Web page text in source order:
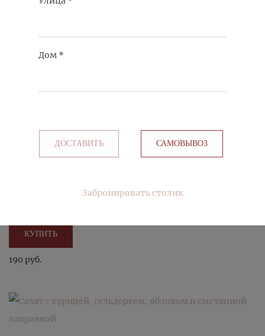
Дом*
ДОСТАВИТЬ САМОВЫВОЗ
Забронировать столик
ЩАВЕЛЕВЫЙ СУП С КУРИЦЕЙ, ЯЙЦОМ И
ОКРОШКА НА КЕФИРЕ С ВЕТЧИНОЙ И
КУПИТЬ
190 руб.